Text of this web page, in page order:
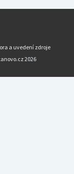
a uvedení zdroje
2026